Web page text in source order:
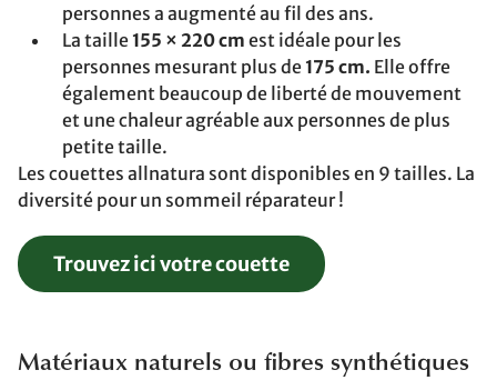
personnes a augmenté au fil des ans.
La taille 155 × 220 cm est idéale pour les
personnes mesurant plus de 175 cm. Elle offre
également beaucoup de liberté de mouvement
et une chaleur agréable aux personnes de plus
petite taille.
Les couettes allnatura sont disponibles en 9 tailles. La
diversité pour un sommeil réparateur !
Trouvez ici votre couette
Matériaux naturels ou fibres synthétiques